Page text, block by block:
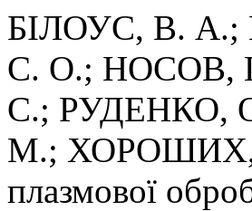
БІЛОУС, В.
С. О.; НОСОВ,
С.; РУДЕНКО,
М.; ХОРОШИХ,
плазмової